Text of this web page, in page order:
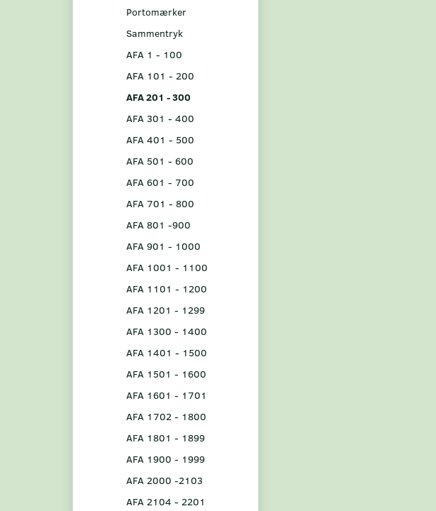
Portomærker
Sammentryk
AFA 1 - 100
AFA 101 - 200
AFA 201 - 300
AFA 301 - 400
AFA 401 - 500
AFA 501 - 600
AFA 601 - 700
AFA 701 - 800
AFA 801 -900
AFA 901 - 1000
AFA 1001 - 1100
AFA 1101 - 1200
AFA 1201 - 1299
AFA 1300 - 1400
AFA 1401 - 1500
AFA 1501 - 1600
AFA 1601 - 1701
AFA 1702 - 1800
AFA 1801 - 1899
AFA 1900 - 1999
AFA 2000 -2103
AFA 2104 - 2201